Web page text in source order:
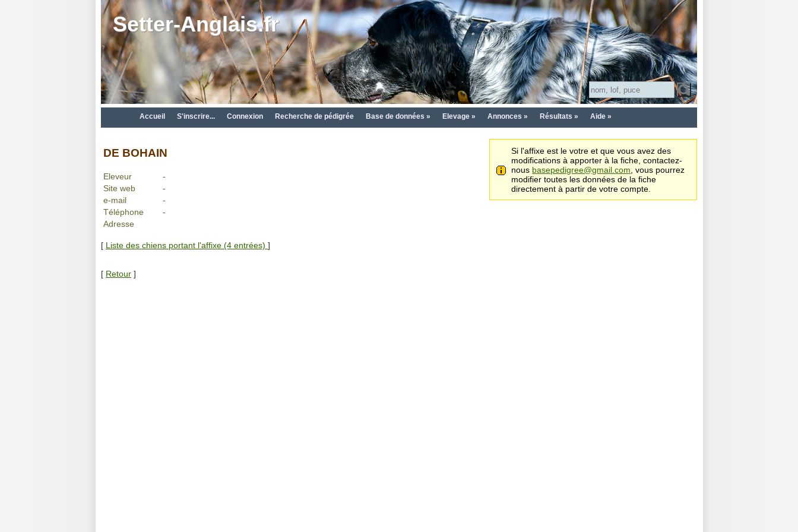
Setter-Anglais.fr
Accueil S'inscrire... Connexion Recherche de pédigrée Base de données » Elevage » Annonces » Résultats » Aide »
Si l'affixe est le votre et que vous avez des
modifications à apporter à la fiche, contactez-
nous basepedigree@gmail.com , vous pourrez
modifier toutes les données de la fiche
directement à partir de votre compte.
DE BOHAIN
Eleveur
-
Site web
-
e-mail
-
Téléphone
-
Adresse
[ Liste des chiens portant l'affixe (4 entrées) ]
[ Retour ]